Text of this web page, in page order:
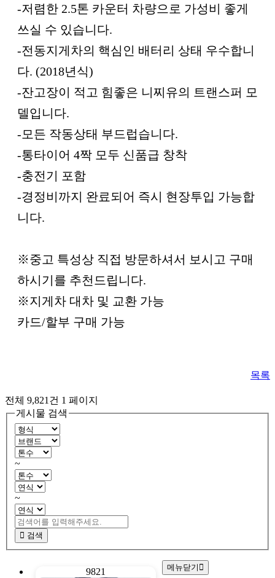
-저렴한 2.5톤 카운터 차량으로 가성비 좋게
쓰실 수 있습니다.
-전동지게차의 핵심인 배터리 상태 우수합니
다. (2018년식)
-잔고장이 적고 힘좋은 니찌유의 트랜스퍼 모
델입니다.
-모든 작동상태 부드럽습니다.
-통타이어 4짝 모두 신품급 창착
-충전기 포함
-경정비까지 완료되어 즉시 현장투입 가능합
니다.
※중고 특성상 직접 방문하셔서 보시고 구매
하시기를 추천드립니다.
※지게차 대차 및 교환 가능
카드/할부 구매 가능
목록
전체 9,821건 1 페이지
게시물 검색
~
~
검색
9821 메뉴닫기